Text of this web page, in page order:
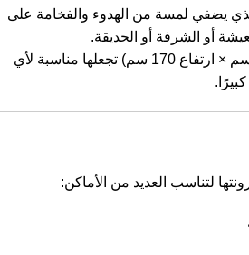
يضفي لمسة من الهدوء والفخامة على
أو الشرفة أو الحديقة.
الأبعاد المثالية (عرض 100 سم × ارتفاع 170 سم) تجعلها مناسبة لأي
لتناسب العديد من الأماكن: